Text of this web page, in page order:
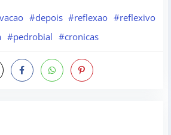
#depois #reflexao #reflexivo
#pedrobial #cronicas